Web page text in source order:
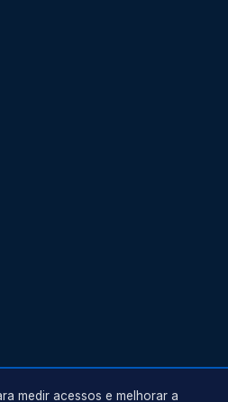
medir acessos e melhorar a